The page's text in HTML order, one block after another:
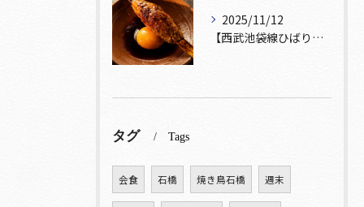
2025/11/12
【西武池袋線ひばりヶ丘駅】から徒歩5分圏内🚶‍♀️！
タグ Tags
会食 石橋 焼き鳥石橋 週末